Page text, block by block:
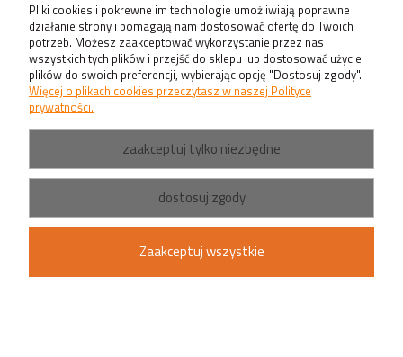
Pliki cookies i pokrewne im technologie umożliwiają poprawne
działanie strony i pomagają nam dostosować ofertę do Twoich
potrzeb. Możesz zaakceptować wykorzystanie przez nas
wszystkich tych plików i przejść do sklepu lub dostosować użycie
plików do swoich preferencji, wybierając opcję "Dostosuj zgody".
Więcej o plikach cookies przeczytasz w naszej Polityce
prywatności.
zaakceptuj tylko niezbędne
dostosuj zgody
Zaakceptuj wszystkie